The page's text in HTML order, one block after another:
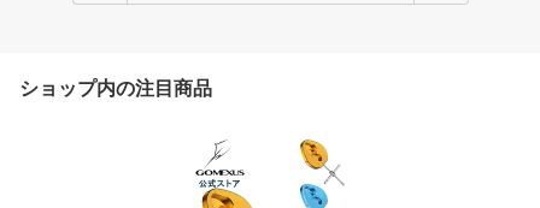
ショップ内の注目商品